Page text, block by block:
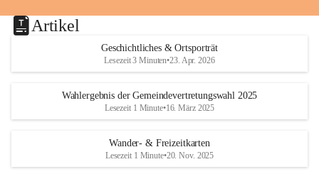
Artikel
Geschichtliches & Ortsporträt
Lesezeit 3 Minuten•23. Apr. 2026
Wahlergebnis der Gemeindevertretungswahl 2025
Lesezeit 1 Minute•16. März 2025
Wander- & Freizeitkarten
Lesezeit 1 Minute•20. Nov. 2025